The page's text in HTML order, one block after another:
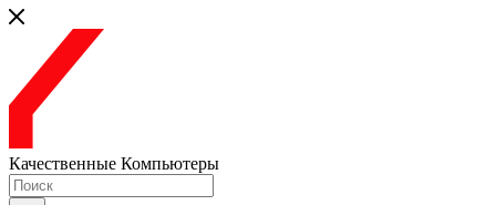
Качественные Компьютеры